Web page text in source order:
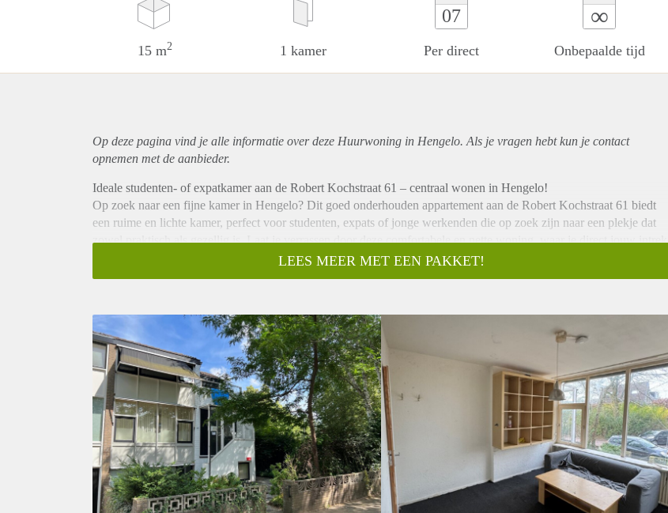
15 m2 1 kamer
07
Per direct
∞
Onbepaalde tijd
Op deze pagina vind je alle informatie over deze Huurwoning in Hengelo. Als je vragen hebt kun je contact
opnemen met de aanbieder.
Ideale studenten- of expatkamer aan de Robert Kochstraat 61 – centraal wonen in Hengelo!
Op zoek naar een fijne kamer in Hengelo? Dit goed onderhouden appartement aan de Robert Kochstraat 61 biedt
een ruime en lichte kamer, perfect voor studenten, expats of jonge werkenden die op zoek zijn naar een plekje dat
zowel praktisch als gezellig is. Laat je verrassen door deze comfortabele en nette woning, waar je direct jouw intrek
Wonen in een levendige wijk met alles binnen handbereik
op loop- of fietsafstand bereikbaar. Voor wie werkt of studeert in Hengelo of Enschede, betekent deze locatie vooral
veel gemak: je bent zó op de universiteit, het station of op de snelweg. Geen gedoe met lange reistijden dus, maar
juist meer tijd voor ontspanning én voor jezelf.
Praktische indeling met gedeelde voorzieningen
De kamer maakt deel uit van een ruim appartement, waar je samenwoont met maximaal zeven andere bewoners.
Samen delen jullie de keuken, twee wc’s en twee badkamers, wat zorgt voor voldoende privacy én comfort. Geen
stress om wachtrijen voor de douche in de ochtend! Ook de keuken nodigt uit om samen te koken, te kletsen of
gewoon even bij te komen na een drukke dag.
Samen genieten: gedeelde tuin als extra pluspunt
Als absolute bonus beschikt het huis over een gezamenlijke tuin. Ideaal voor bijvoorbeeld een barbecue in de
zomer, een boekje lezen in de zon of gewoon lekker buiten zitten met huisgenoten. Niet elke studentenkamer biedt
LEES MEER MET EEN PAKKET!